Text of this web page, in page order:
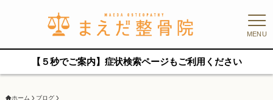
MENU
【５秒でご案内】症状検索ページもご利用ください
ホーム ブログ